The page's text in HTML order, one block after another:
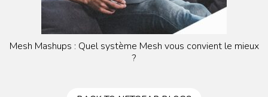
Mesh Mashups : Quel système Mesh vous convient le mieux
?